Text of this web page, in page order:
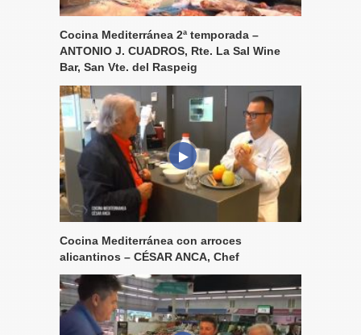
Cocina Mediterránea 2ª temporada –
ANTONIO J. CUADROS, Rte. La Sal Wine
Bar, San Vte. del Raspeig
Cocina Mediterránea con arroces
alicantinos – CÉSAR ANCA, Chef